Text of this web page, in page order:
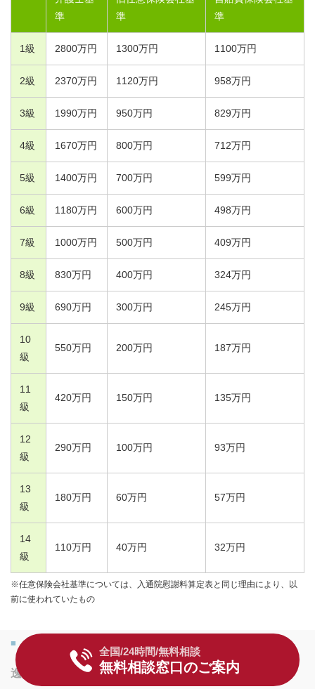
準
準
準
1級 2800万円 1300万円 1100万円
2級 2370万円 1120万円 958万円
3級 1990万円 950万円 829万円
4級 1670万円 800万円 712万円
5級 1400万円 700万円 599万円
6級 1180万円 600万円 498万円
7級 1000万円 500万円 409万円
8級 830万円 400万円 324万円
9級 690万円 300万円 245万円
10
級
550万円 200万円 187万円
11
級
420万円 150万円 135万円
12
級
290万円 100万円 93万円
13
級
180万円 60万円 57万円
14
級
110万円 40万円 32万円
※任意保険会社基準については、入通院慰謝料算定表と同じ理由により、以
前に使われていたもの
④逸失利益
逸失利益 は、以下のように算出されます。
全国/24時間/無料相談
無料相談窓口のご案内